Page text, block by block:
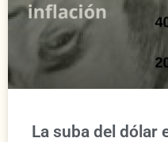
La suba del dólar